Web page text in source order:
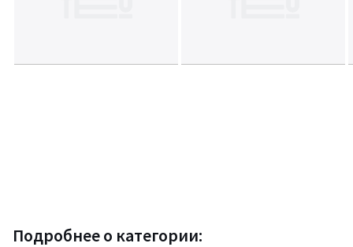
Подробнее о категории: